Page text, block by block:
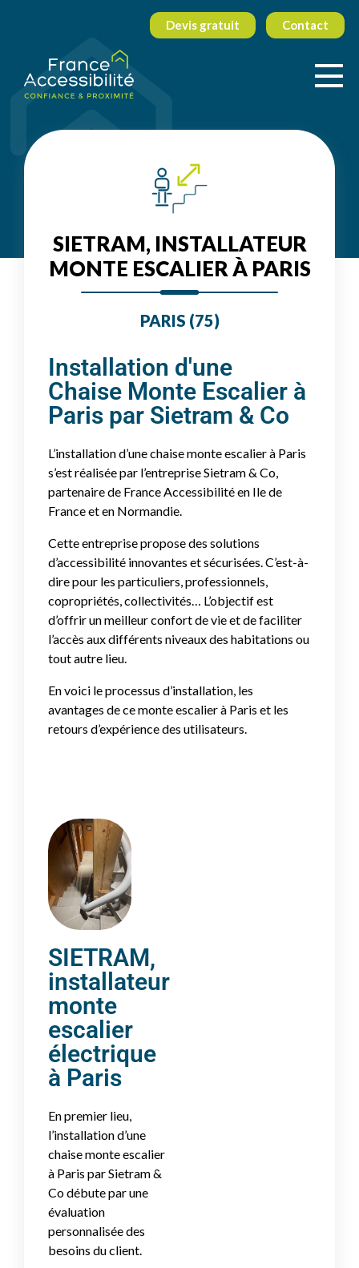
Devis gratuit Contact
SIETRAM, INSTALLATEUR
MONTE ESCALIER À PARIS
PARIS (75)
Installation d'une
Chaise Monte Escalier à
Paris par Sietram & Co
L’installation d’une chaise monte escalier à Paris
s’est réalisée par l’entreprise Sietram & Co,
partenaire de France Accessibilité en Ile de
France et en Normandie.
Cette entreprise propose des solutions
d’accessibilité innovantes et sécurisées. C’est-à-
dire pour les particuliers, professionnels,
copropriétés, collectivités… L’objectif est
d’offrir un meilleur confort de vie et de faciliter
l’accès aux différents niveaux des habitations ou
tout autre lieu.
En voici le processus d’installation, les
avantages de ce monte escalier à Paris et les
retours d’expérience des utilisateurs.
SIETRAM,
installateur
monte
escalier
électrique
à Paris
En premier lieu,
l’installation d’une
chaise monte escalier
à Paris par Sietram &
Co débute par une
évaluation
personnalisée des
besoins du client.